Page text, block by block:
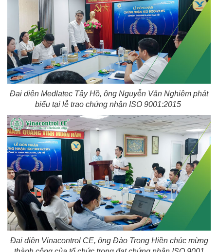
Đại diện Medlatec Tây Hồ, ông Nguyễn Văn Nghiêm phát
biểu tại lễ trao chứng nhận ISO 9001:2015
Đại diện Vinacontrol CE, ông Đào Trọng Hiền chúc mừng